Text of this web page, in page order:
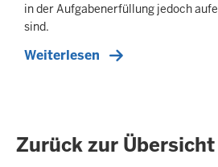
in der Aufgabenerfüllung jedoch
sind.
Weiterlesen
Zurück zur Übersicht